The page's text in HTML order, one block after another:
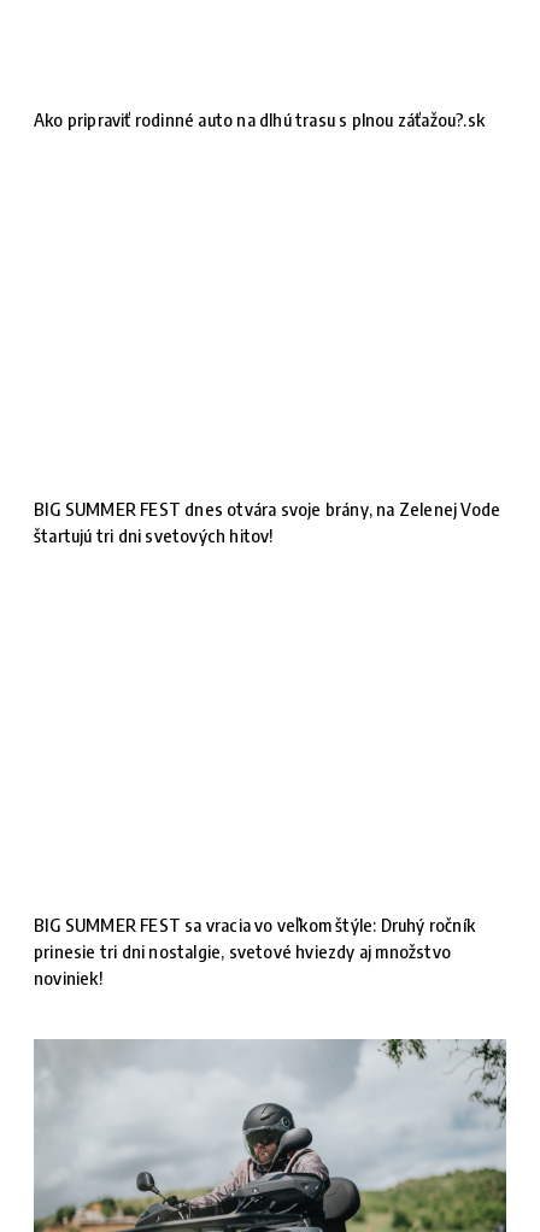
Ako pripraviť rodinné auto na dlhú trasu s plnou záťažou?.sk
BIG SUMMER FEST dnes otvára svoje brány, na Zelenej Vode
štartujú tri dni svetových hitov!
BIG SUMMER FEST sa vracia vo veľkom štýle: Druhý ročník
prinesie tri dni nostalgie, svetové hviezdy aj množstvo
noviniek!